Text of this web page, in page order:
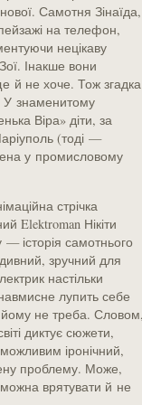
Самотня Зінаїда,
на телефон,
нецікаву
Інакше вони
й не хоче. Тож згадка
У знаменитому
Віра» діти, за
(тоді —
у промисловому
стрічка
Elektroman Нікіти
історія самотнього
зручний для
настільки
лупить себе
йому не треба.
диктує сюжети,
іронічний,
проблему. Може,
врятувати й не